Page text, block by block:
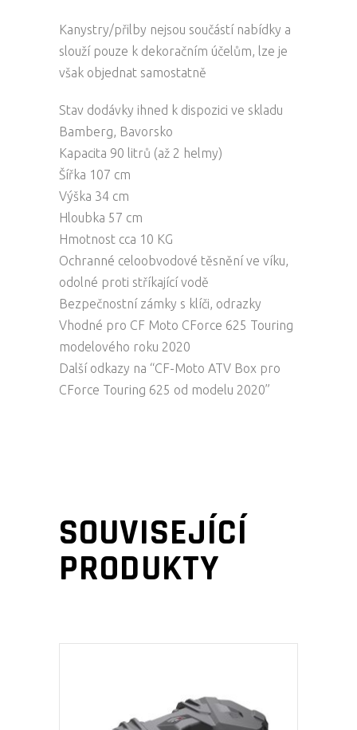
Kanystry/přilby nejsou součástí nabídky a
slouží pouze k dekoračním účelům, lze je
však objednat samostatně
Stav dodávky ihned k dispozici ve skladu
Bamberg, Bavorsko
Kapacita 90 litrů (až 2 helmy)
Šířka 107 cm
Výška 34 cm
Hloubka 57 cm
Hmotnost cca 10 KG
Ochranné celoobvodové těsnění ve víku,
odolné proti stříkající vodě
Bezpečnostní zámky s klíči, odrazky
Vhodné pro CF Moto CForce 625 Touring
modelového roku 2020
Další odkazy na “CF-Moto ATV Box pro
CForce Touring 625 od modelu 2020”
SOUVISEJÍCÍ
PRODUKTY